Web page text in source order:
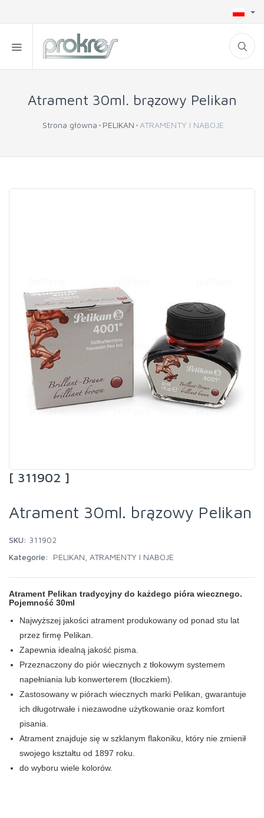
Atrament 30ml. brązowy Pelikan
Strona główna PELIKAN ATRAMENTY I NABOJE
[ 311902 ]
Atrament 30ml. brązowy Pelikan
SKU: 311902
Kategorie:
PELIKAN ATRAMENTY I NABOJE
Atrament Pelikan tradycyjny do każdego pióra wiecznego.
Pojemność 30ml
Najwyższej jakości atrament produkowany od ponad stu lat
przez firmę Pelikan.
Zapewnia idealną jakość pisma.
Przeznaczony do piór wiecznych z tłokowym systemem
napełniania lub konwerterem (tłoczkiem).
Zastosowany w piórach wiecznych marki Pelikan, gwarantuje
ich długotrwałe i niezawodne użytkowanie oraz komfort
pisania.
Atrament znajduje się w szklanym flakoniku, który nie zmienił
swojego kształtu od 1897 roku.
do wyboru wiele kolorów.